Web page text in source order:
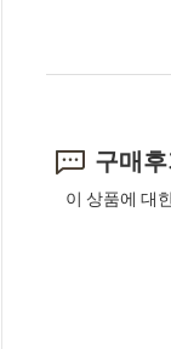
구매
이 상품에 대